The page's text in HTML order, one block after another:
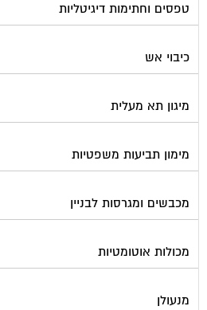
טפסים וחתימות דיגיטליות
כיבוי אש
מיגון תא מעלית
מימון תביעות משפטיות
מכבשים ומגרסות לבניין
מכולות אוטומטיות
מנעולן